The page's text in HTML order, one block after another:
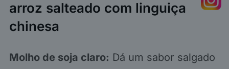
arroz salteado com linguiça
chinesa
Molho de soja claro: Dá um sabor salgado